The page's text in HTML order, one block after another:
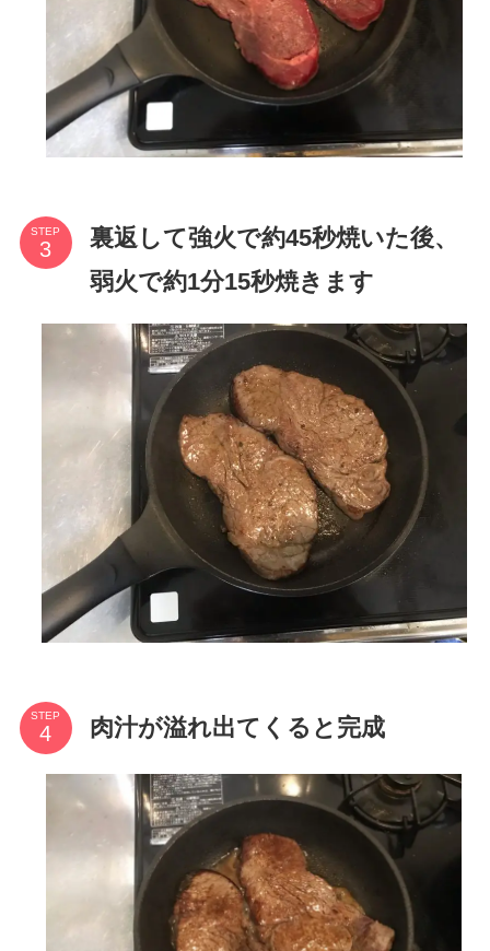
STEP
裏返して強火で約45秒焼いた後、
弱火で約1分15秒焼きます
STEP 肉汁が溢れ出てくると完成